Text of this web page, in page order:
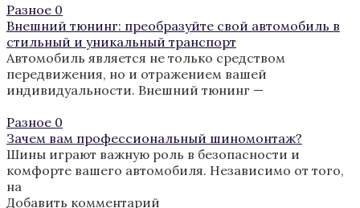
Разное 0
Внешний тюнинг: преобразуйте свой автомобиль в
стильный и уникальный транспорт
Автомобиль является не только средством
передвижения, но и отражением вашей
индивидуальности. Внешний тюнинг —
Разное 0
Зачем вам профессиональный шиномонтаж?
Шины играют важную роль в безопасности и
комфорте вашего автомобиля. Независимо от того,
на
Добавить комментарий